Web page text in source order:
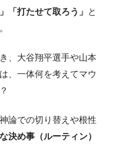
「打たせて取ろう」
と
、大谷翔平選手や山本
、一体何を考えてマウ
論での切り替えや根性
決め事（ルーティン）